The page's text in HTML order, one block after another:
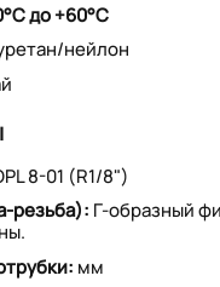
до +60°С
нейлон
8-01 (R1/8")
резьба): Г-образный
мм